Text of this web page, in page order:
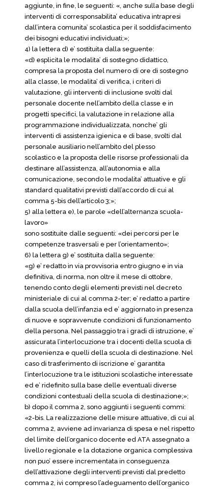
aggiunte, in fine, le seguenti: «, anche sulla base degli
interventi di corresponsabilita’ educativa intrapresi
dall’intera comunita’ scolastica per il soddisfacimento
dei bisogni educativi individuati;»;
4) la lettera d) e’ sostituita dalla seguente:
«d) esplicita le modalita’ di sostegno didattico,
compresa la proposta del numero di ore di sostegno
alla classe, le modalita’ di verifica, i criteri di
valutazione, gli interventi di inclusione svolti dal
personale docente nell’ambito della classe e in
progetti specifici, la valutazione in relazione alla
programmazione individualizzata, nonche’ gli
interventi di assistenza igienica e di base, svolti dal
personale ausiliario nell’ambito del plesso
scolastico e la proposta delle risorse professionali da
destinare all’assistenza, all’autonomia e alla
comunicazione, secondo le modalita’ attuative e gli
standard qualitativi previsti dall’accordo di cui al
comma 5-bis dell’articolo 3;»;
5) alla lettera e), le parole «dell’alternanza scuola-
lavoro»
sono sostituite dalle seguenti: «dei percorsi per le
competenze trasversali e per l’orientamento»;
6) la lettera g) e’ sostituita dalla seguente:
«g) e’ redatto in via provvisoria entro giugno e in via
definitiva, di norma, non oltre il mese di ottobre,
tenendo conto degli elementi previsti nel decreto
ministeriale di cui al comma 2-ter; e’ redatto a partire
dalla scuola dell’infanzia ed e’ aggiornato in presenza
di nuove e sopravvenute condizioni di funzionamento
della persona. Nel passaggio tra i gradi di istruzione, e’
assicurata l’interlocuzione tra i docenti della scuola di
provenienza e quelli della scuola di destinazione. Nel
caso di trasferimento di iscrizione e’ garantita
l’interlocuzione tra le istituzioni scolastiche interessate
ed e’ ridefinito sulla base delle eventuali diverse
condizioni contestuali della scuola di destinazione;»;
b) dopo il comma 2, sono aggiunti i seguenti commi:
«2-bis. La realizzazione delle misure attuative, di cui al
comma 2, avviene ad invarianza di spesa e nel rispetto
del limite dell’organico docente ed ATA assegnato a
livello regionale e la dotazione organica complessiva
non puo’ essere incrementata in conseguenza
dell’attivazione degli interventi previsti dal predetto
comma 2, ivi compreso l’adeguamento dell’organico